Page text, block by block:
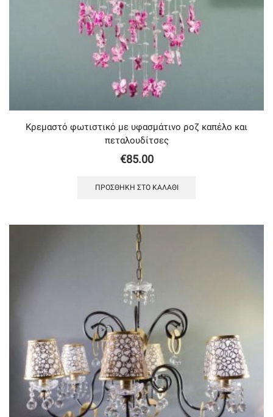
Κρεμαστό φωτιστικό με υφασμάτινο ροζ καπέλο και
πεταλουδίτσες
€85.00
ΠΡΟΣΘΉΚΗ ΣΤΟ ΚΑΛΆΘΙ